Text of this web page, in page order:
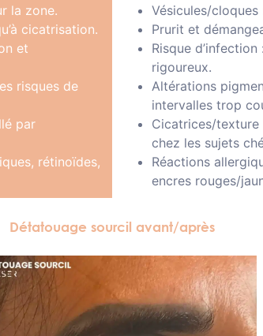
la zone.
cicatrisation.
et
risques de
par
rétinoïdes,
Vésicules/
Prurit et
Risque
rigoureux.
Altérations
intervalles trop
Cicatrices/texture
chez les sujets
Réactions
encres rouges/
Détatouage sourcil avant/après